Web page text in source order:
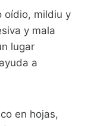
oídio, mildiu y
y mala
lugar
a
en hojas,